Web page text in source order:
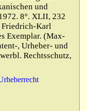
und
8°. XLII, 232
Friedrich-Karl
Exemplar. (Max-
, Urheber- und
Rechtsschutz,